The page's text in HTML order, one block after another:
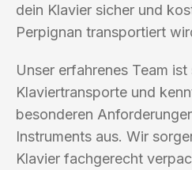
dein Klavier sicher und
Perpignan transportiert
Unser erfahrenes Team
Klaviertransporte und
besonderen
Instruments aus. Wir
Klavier fachgerecht